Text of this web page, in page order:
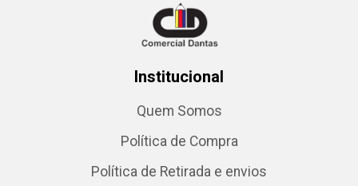
Institucional
Quem Somos
Política de Compra
Política de Retirada e envios